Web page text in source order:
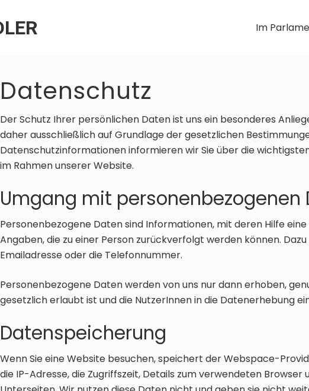
Im
Datenschutz
Der Schutz Ihrer persönlichen Daten ist uns ein besonderes
daher ausschließlich auf Grundlage der gesetzlichen
Datenschutzinformationen informieren wir Sie über die
im Rahmen unserer Website.
Umgang mit personenbezogenen
Personenbezogene Daten sind Informationen, mit deren Hilfe
Angaben, die zu einer Person zurückverfolgt werden können.
Emailadresse oder die Telefonnummer.
Personenbezogene Daten werden von uns nur dann erhoben,
gesetzlich erlaubt ist und die NutzerInnen in die Datenerhebung
Datenspeicherung
Wenn Sie eine Website besuchen, speichert der Webspace-
die IP-Adresse, die Zugriffszeit, Details zum verwendeten Browser